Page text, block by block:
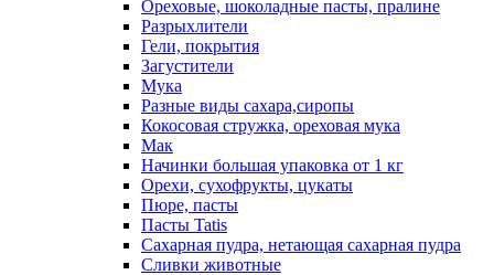
Ореховые, шоколадные пасты, пралине
Разрыхлители
Гели, покрытия
Загустители
Мука
Разные виды сахара,сиропы
Кокосовая стружка, ореховая мука
Мак
Начинки большая упаковка от 1 кг
Орехи, сухофрукты, цукаты
Пюре, пасты
Пасты Tatis
Сахарная пудра, нетающая сахарная пудра
Сливки животные